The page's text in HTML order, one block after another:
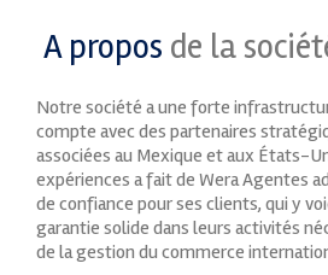
A propos de la
Notre société a une forte
compte avec des partenaires
associées au Mexique et aux États-
expériences a fait de Wera Agentes
de confiance pour ses clients, qui y
garantie solide dans leurs activités
de la gestion du commerce